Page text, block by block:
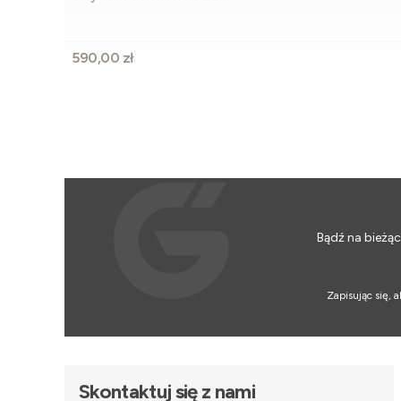
Cena
590,00 zł
Bądź na
Zapisując się,
Skontaktuj się z nami